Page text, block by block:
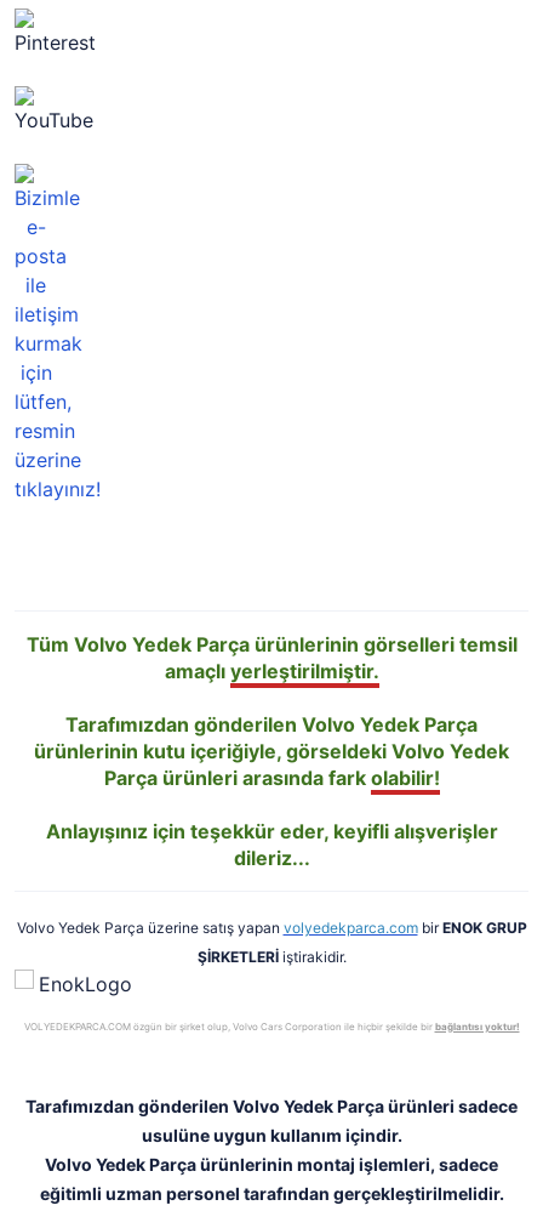
Tüm Volvo Yedek Parça ürünlerinin görselleri temsil
amaçlı yerleştirilmiştir.
Tarafımızdan gönderilen Volvo Yedek Parça
ürünlerinin kutu içeriğiyle, görseldeki Volvo Yedek
Parça ürünleri arasında fark olabilir!
Anlayışınız için teşekkür eder, keyifli alışverişler
dileriz...
Volvo Yedek Parça üzerine satış yapan volyedekparca.combirENOK GRUP
ŞİRKETLERİiştirakidir.
VOLYEDEKPARCA.COM özgün bir şirket olup, Volvo Cars Corporation ile hiçbir şekilde bir bağlantısı yoktur!
Tarafımızdan gönderilen Volvo Yedek Parça ürünleri sadece
usulüne uygun kullanım içindir.
Volvo Yedek Parça ürünlerinin montaj işlemleri, sadece
eğitimli uzman personel tarafından gerçekleştirilmelidir.